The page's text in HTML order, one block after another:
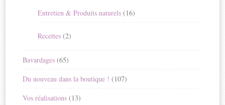
Entretien & Produits naturels (16)
Recettes (2)
Bavardages (65)
Du nouveau dans la boutique ! (107)
Vos réalisations (13)